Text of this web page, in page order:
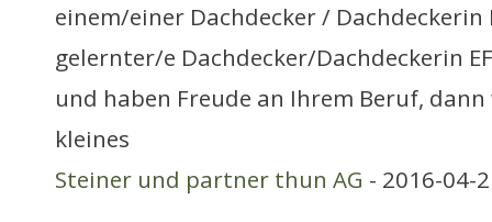
einem/einer Dachdecker / Dachdeckerin
gelernter/e Dachdecker/Dachdeckerin
und haben Freude an Ihrem Beruf,
kleines
Steiner und partner thun AG - 2016-04-